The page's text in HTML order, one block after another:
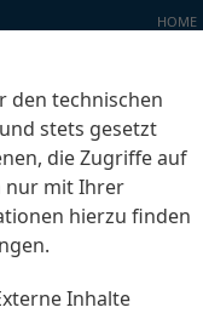
den technischen
stets gesetzt
die Zugriffe auf
nur mit Ihrer
hierzu finden
Inhalte
HOME
-